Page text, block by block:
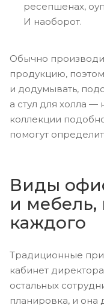
ресепшенах,
И наоборот.
Обычно
продукцию,
и додумывать,
а стул для холла
коллекции
помогут
Виды
и
каждого
Традиционные
кабинет
остальных
планировка, и она